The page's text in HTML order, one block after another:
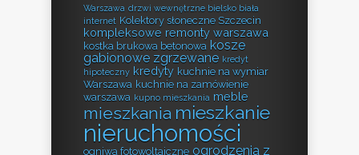
Warszawa drzwi wewnętrzne bielsko biała
internet Kolektory słoneczne Szczecin
kompleksowe remonty warszawa
kostka brukowa betonowa kosze
gabionowe zgrzewane kredyt
hipoteczny kredyty kuchnie na wymiar
Warszawa kuchnie na zamówienie
warszawa kupno mieszkania meble
mieszkania mieszkanie
nieruchomości
ogniwa fotowoltaiczne ogrodzenia z